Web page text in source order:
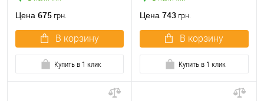
Цена 675 грн.
В корзину
Купить в 1 клик
Цена 743 грн.
В корзину
Купить в 1 клик